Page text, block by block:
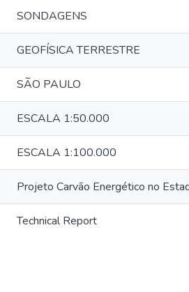
SONDAGENS
GEOFÍSICA TERRESTRE
SÃO PAULO
ESCALA 1:50.000
ESCALA 1:100.000
Projeto Carvão Energético no
Technical Report